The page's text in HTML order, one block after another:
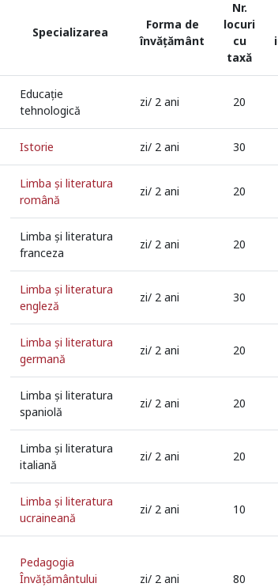
Specializarea
Forma de
învățământ
Nr.
locuri
cu
taxă
Educaţie
tehnologică
zi/ 2 ani 20
Istorie zi/ 2 ani 30
Limba şi literatura
română
zi/ 2 ani 20
Limba şi literatura
franceza
zi/ 2 ani 20
Limba şi literatura
engleză
zi/ 2 ani 30
Limba şi literatura
germană
zi/ 2 ani 20
Limba şi literatura
spaniolă
zi/ 2 ani 20
Limba şi literatura
italiană
zi/ 2 ani 20
Limba şi literatura
ucraineană
zi/ 2 ani 10
Pedagogia
Învăţământului
zi/ 2 ani 80